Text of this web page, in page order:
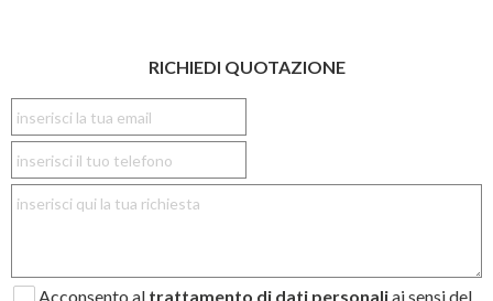
RICHIEDI QUOTAZIONE
Acconsento al trattamento di dati personaliai sensi del